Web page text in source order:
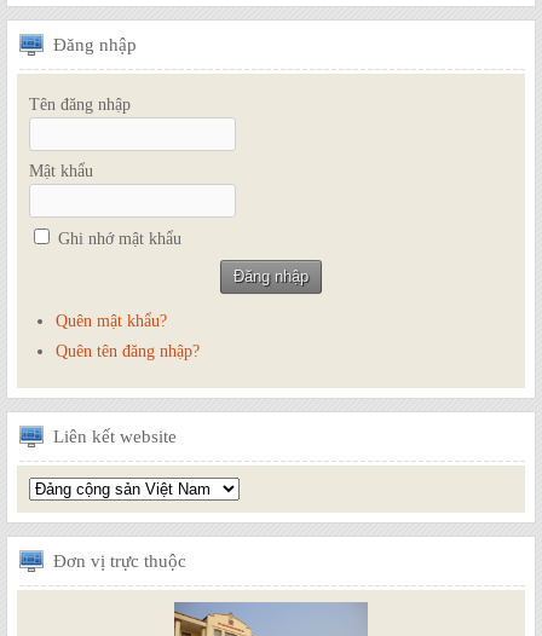
Đăng nhập
Tên đăng nhập
Mật khẩu
Ghi nhớ mật khẩu
Quên mật khẩu?
Quên tên đăng nhập?
Liên kết website
Đơn vị trực thuộc